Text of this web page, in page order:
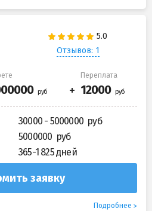
Отзывов: 1
Переплата
30000 - 5000000
5000000
365-1 825 дней
заявку
Подробнее